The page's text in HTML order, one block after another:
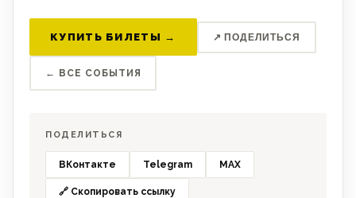
КУПИТЬ БИЛЕТЫ → ↗ ПОДЕЛИТЬСЯ
← ВСЕ СОБЫТИЯ
ПОДЕЛИТЬСЯ
ВКонтакте Telegram MAX
🔗 Скопировать ссылку